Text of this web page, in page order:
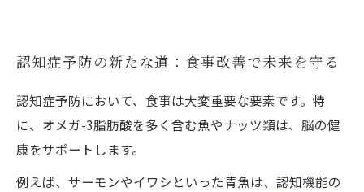
認知症予防の新たな道：食事改善で未来を守る
認知症予防において、食事は大変重要な要素です。特
に、オメガ-3脂肪酸を多く含む魚やナッツ類は、脳の健
康をサポートします。
例えば、サーモンやイワシといった青魚は、認知機能の